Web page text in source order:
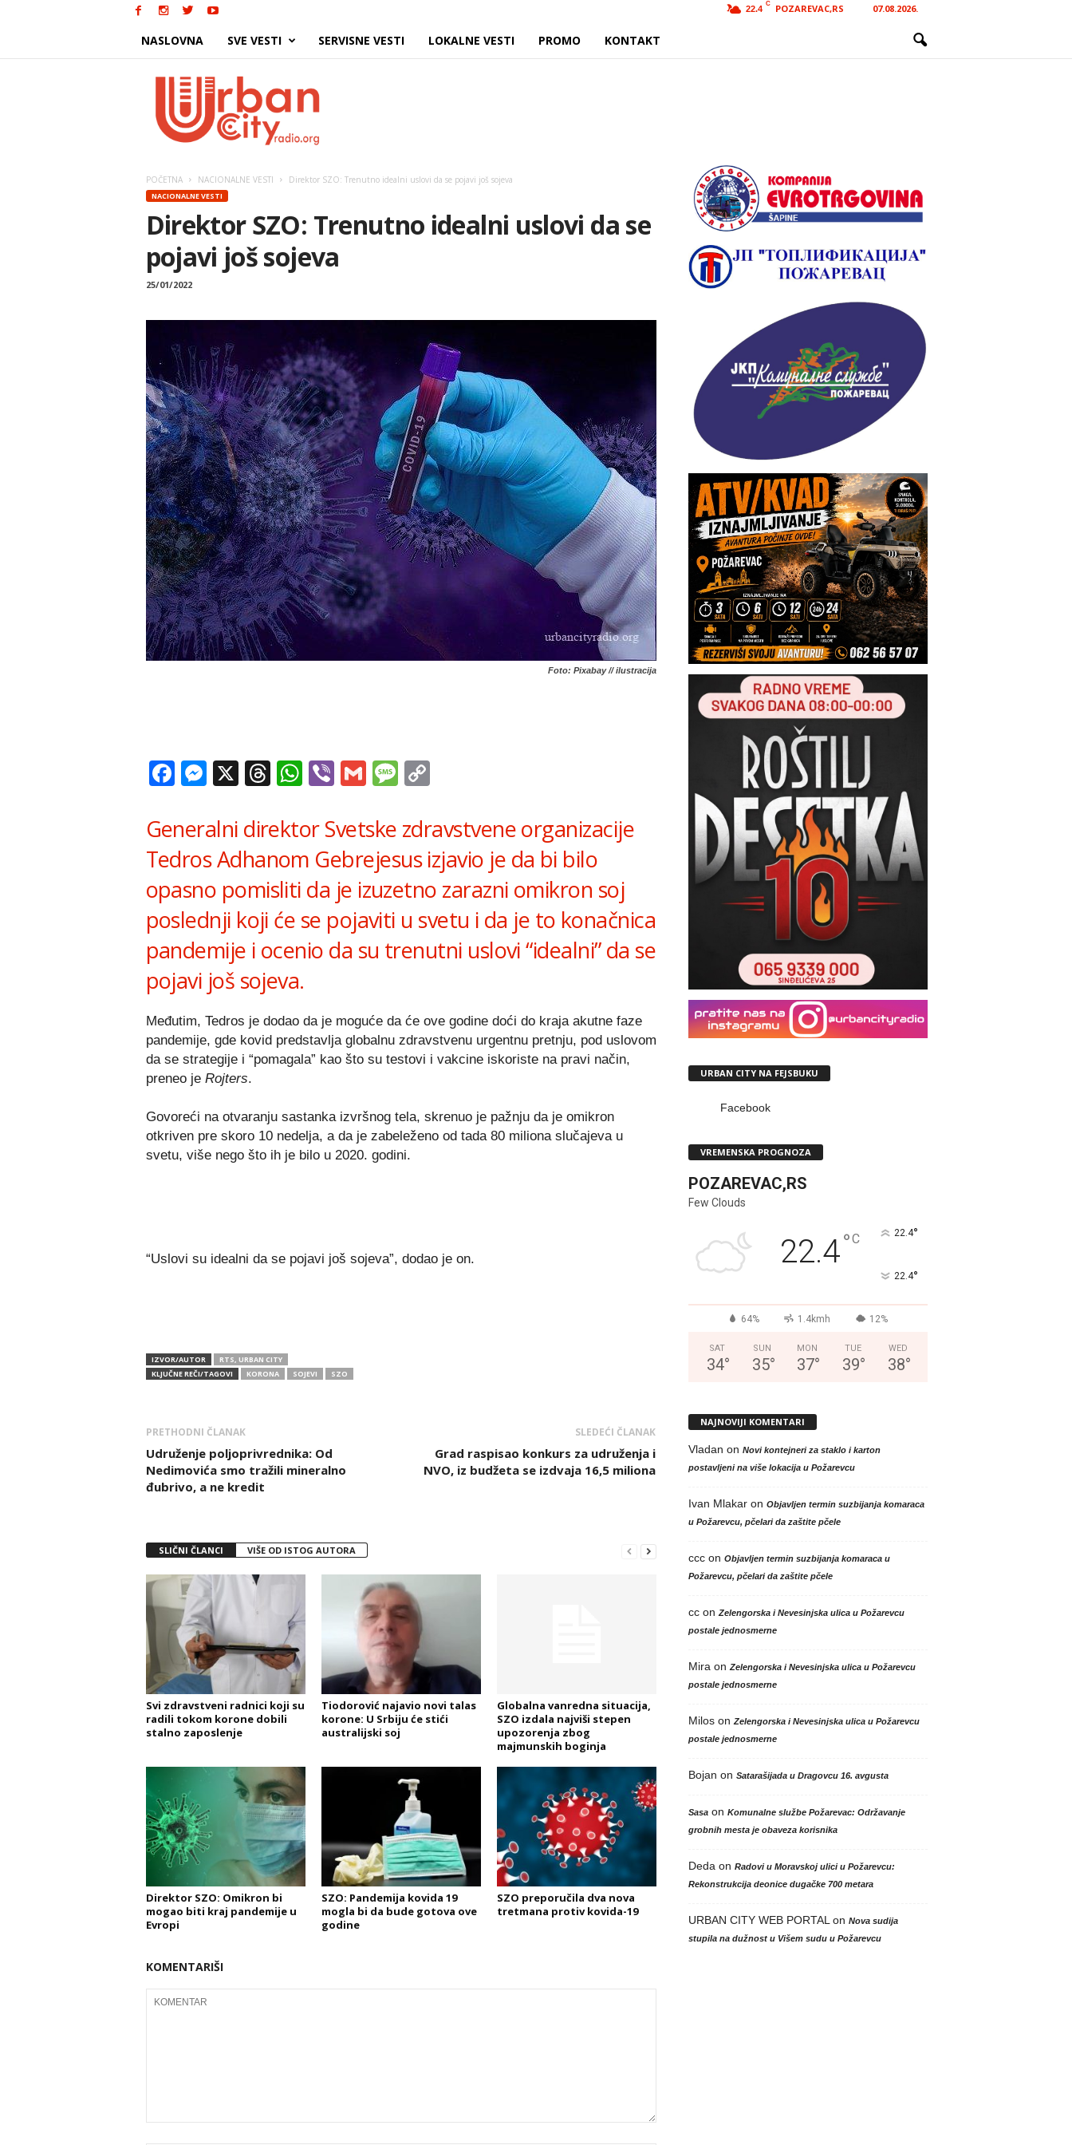
22.4
C POZAREVAC,RS 07.08.2026.
NASLOVNA SVE VESTI SERVISNE VESTI LOKALNE VESTI PROMO KONTAKT
POČETNA NACIONALNE VESTI Direktor SZO: Trenutno idealni uslovi da se pojavi još sojeva
NACIONALNE VESTI
Direktor SZO: Trenutno idealni uslovi da se
pojavi još sojeva
25/01/2022
Foto: Pixabay // ilustracija
Facebook
Messenger
X Threads
WhatsApp
ViberGmailMessage
Generalni direktor Svetske zdravstvene organizacije
Tedros Adhanom Gebrejesus izjavio je da bi bilo
opasno pomisliti da je izuzetno zarazni omikron soj
poslednji koji će se pojaviti u svetu i da je to konačnica
pandemije i ocenio da su trenutni uslovi “idealni” da se
pojavi još sojeva.
Međutim, Tedros je dodao da je moguće da će ove godine doći do kraja akutne faze
pandemije, gde kovid predstavlja globalnu zdravstvenu urgentnu pretnju, pod uslovom
da se strategije i “pomagala” kao što su testovi i vakcine iskoriste na pravi način,
preneo je Rojters.
Govoreći na otvaranju sastanka izvršnog tela, skrenuo je pažnju da je omikron
otkriven pre skoro 10 nedelja, a da je zabeleženo od tada 80 miliona slučajeva u
svetu, više nego što ih je bilo u 2020. godini.
“Uslovi su idealni da se pojavi još sojeva”, dodao je on.
IZVOR/AUTOR
RTS, URBAN CITY
KLJUČNE REČI/TAGOVI
KORONA SOJEVI SZO
PRETHODNI ČLANAK
Udruženje poljoprivrednika: Od
Nedimovića smo tražili mineralno
đubrivo, a ne kredit
SLEDEĆI ČLANAK
Grad raspisao konkurs za udruženja i
NVO, iz budžeta se izdvaja 16,5 miliona
SLIČNI ČLANCI VIŠE OD ISTOG AUTORA
Svi zdravstveni radnici koji su
radili tokom korone dobili
stalno zaposlenje
Tiodorović najavio novi talas
korone: U Srbiju će stići
australijski soj
Globalna vanredna situacija,
SZO izdala najviši stepen
upozorenja zbog
majmunskih boginja
Direktor SZO: Omikron bi
mogao biti kraj pandemije u
Evropi
SZO: Pandemija kovida 19
mogla bi da bude gotova ove
godine
SZO preporučila dva nova
tretmana protiv kovida-19
KOMENTARIŠI
URBAN CITY NA FEJSBUKU
Facebook
VREMENSKA PROGNOZA
POZAREVAC,RS
Few Clouds
22.4°C 22.4°
22.4°
64% 1.4kmh 12%
SAT
34°
SUN
35°
MON
37°
TUE
39°
WED
38°
NAJNOVIJI KOMENTARI
Vladan on Novi kontejneri za staklo i karton
postavljeni na više lokacija u Požarevcu
Ivan Mlakaron Objavljen termin suzbijanja komaraca
u Požarevcu, pčelari da zaštite pčele
cccon Objavljen termin suzbijanja komaraca u
Požarevcu, pčelari da zaštite pčele
ccon Zelengorska i Nevesinjska ulica u Požarevcu
postale jednosmerne
Mira on Zelengorska i Nevesinjska ulica u Požarevcu
postale jednosmerne
Miloson Zelengorska i Nevesinjska ulica u Požarevcu
postale jednosmerne
Bojan on Satarašijada u Dragovcu 16. avgusta
Sasaon Komunalne službe Požarevac: Održavanje
grobnih mesta je obaveza korisnika
Deda on Radovi u Moravskoj ulici u Požarevcu:
Rekonstrukcija deonice dugačke 700 metara
URBAN CITY WEB PORTAL on Nova sudija
stupila na dužnost u Višem sudu u Požarevcu